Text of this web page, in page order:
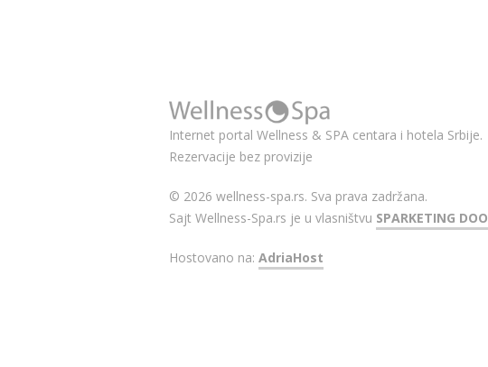
Internet portal Wellness & SPA centara i hotela Srbije.
Rezervacije bez provizije
© 2026 wellness-spa.rs. Sva prava zadržana.
Sajt Wellness-Spa.rs je u vlasništvu SPARKETING DOO
Hostovano na: AdriaHost